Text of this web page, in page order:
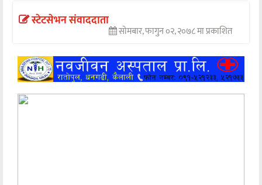
स्टेटसेभन संवाददाता
सोमबार, फागुन ०२, २०७८ मा प्रकाशित